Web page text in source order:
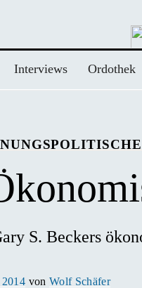
Interviews Ordothek
S. Beckers
vonWolf Schäfer